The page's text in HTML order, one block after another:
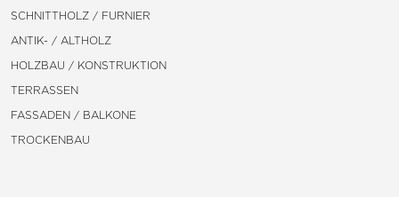
SCHNITTHOLZ / FURNIER
ANTIK- / ALTHOLZ
HOLZBAU / KONSTRUKTION
TERRASSEN
FASSADEN / BALKONE
TROCKENBAU